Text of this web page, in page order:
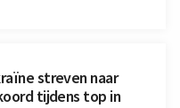
streven naar
tijdens top in